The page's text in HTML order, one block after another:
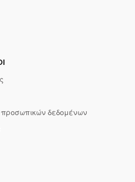
προσωπικών δεδομένων